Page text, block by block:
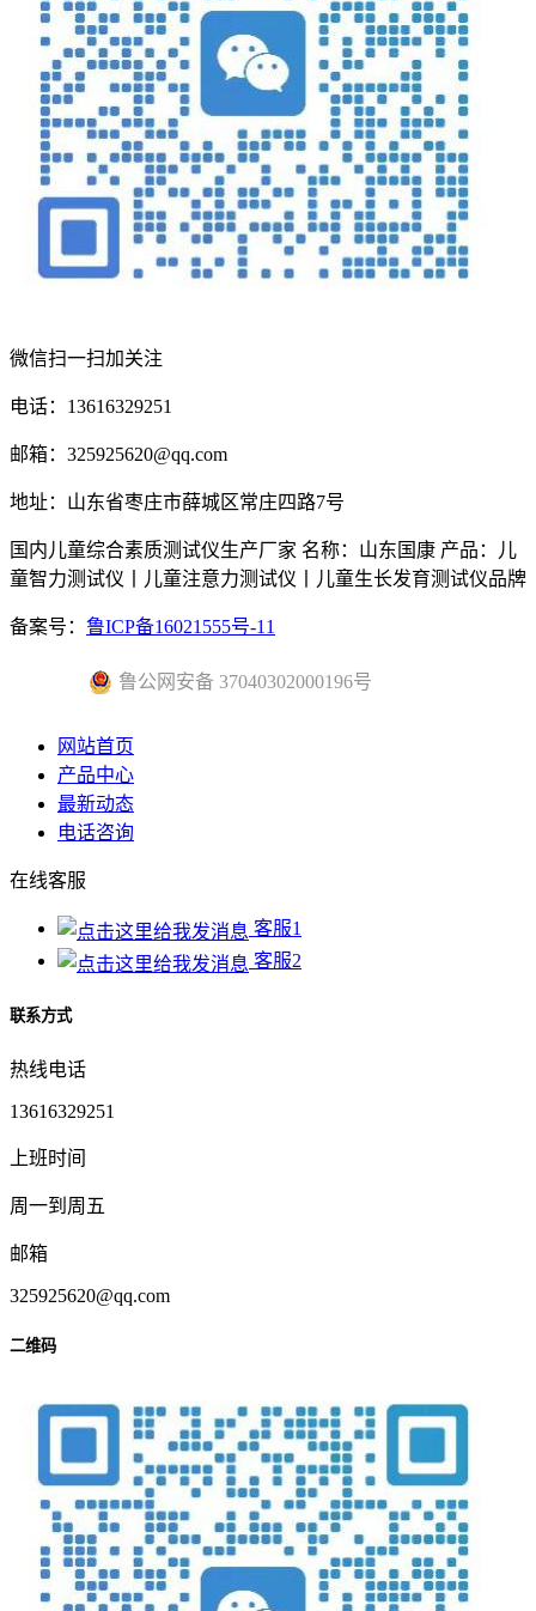
微信扫一扫加关注
电话：13616329251
邮箱：325925620@qq.com
地址：山东省枣庄市薛城区常庄四路7号
国内儿童综合素质测试仪生产厂家 名称：山东国康 产品：儿
童智力测试仪丨儿童注意力测试仪丨儿童生长发育测试仪品牌
备案号： 鲁ICP备16021555号-11
鲁公网安备 37040302000196号
网站首页
产品中心
最新动态
电话咨询
在线客服
客服1
客服2
联系方式
热线电话
13616329251
上班时间
周一到周五
邮箱
325925620@qq.com
二维码